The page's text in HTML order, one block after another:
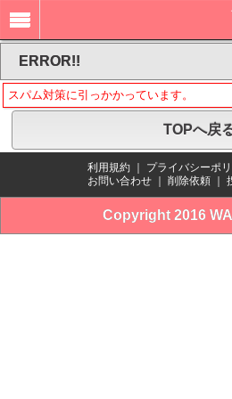
ERROR!!
スパム対策に引っかかっています。
TOPへ戻
利用規約 プライバシーポ
お問い合わせ
削除依頼
Copyright 2016